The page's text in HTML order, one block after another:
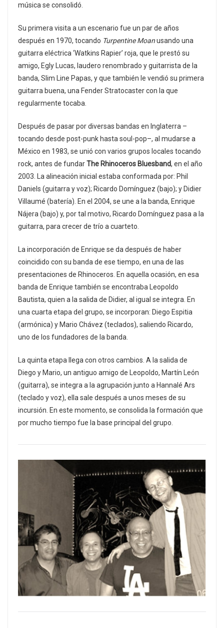
música se consolidó.
Su primera visita a un escenario fue un par de años
después en 1970, tocando Turpentine Moanusando una
guitarra eléctrica ‘Watkins Rapier’ roja, que le prestó su
amigo, Egly Lucas, laudero renombrado y guitarrista de la
banda, Slim Line Papas, y que también le vendió su primera
guitarra buena, una Fender Stratocaster con la que
regularmente tocaba.
Después de pasar por diversas bandas en Inglaterra –
tocando desde post-punk hasta soul-pop–, al mudarse a
México en 1983, se unió con varios grupos locales tocando
rock, antes de fundarThe Rhinoceros Bluesband, en el año
2003. La alineación inicial estaba conformada por: Phil
Daniels (guitarra y voz); Ricardo Domínguez (bajo); y Didier
Villaumé (batería). En el 2004, se une a la banda, Enrique
Nájera (bajo) y, por tal motivo, Ricardo Domínguez pasa a la
guitarra, para crecer de trío a cuarteto.
La incorporación de Enrique se da después de haber
coincidido con su banda de ese tiempo, en una de las
presentaciones de Rhinoceros. En aquella ocasión, en esa
banda de Enrique también se encontraba Leopoldo
Bautista, quien a la salida de Didier, al igual se integra. En
una cuarta etapa del grupo, se incorporan: Diego Espitia
(armónica) y Mario Chávez (teclados), saliendo Ricardo,
uno de los fundadores de la banda.
La quinta etapa llega con otros cambios. A la salida de
Diego y Mario, un antiguo amigo de Leopoldo, Martín León
(guitarra), se integra a la agrupación junto a Hannalé Ars
(teclado y voz), ella sale después a unos meses de su
incursión. En este momento, se consolida la formación que
por mucho tiempo fue la base principal del grupo.